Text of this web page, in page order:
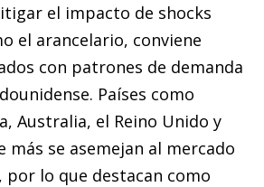
el impacto de shocks
el arancelario, conviene
con patrones de demanda
Países como
Australia, el Reino Unido y
más se asemejan al mercado
lo que destacan como